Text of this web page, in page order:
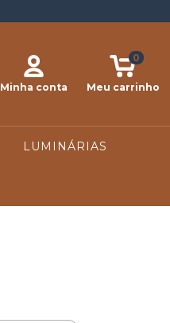
Minha conta Meu carrinho
0
LUMINÁRIAS